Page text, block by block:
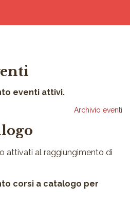
eventi attivi.
Archivio eventi
attivati al raggiungimento di
corsi a catalogo per